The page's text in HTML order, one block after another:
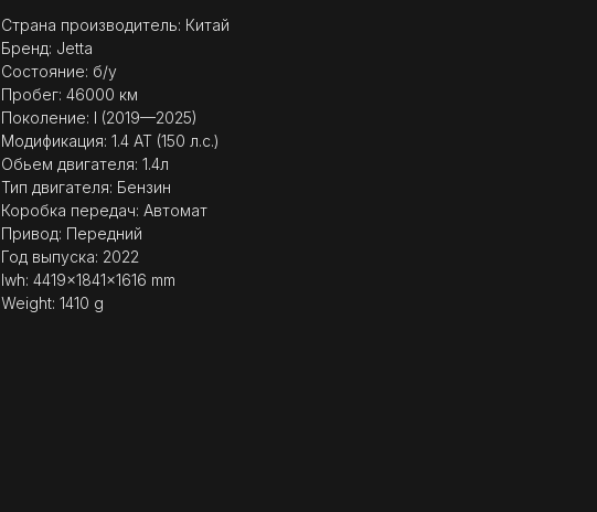
Страна производитель: Китай
Бренд: Jetta
Состояние: б/у
Пробег: 46000 км
Поколение: I (2019—2025)
Модификация: 1.4 AT (150 л.с.)
Обьем двигателя: 1.4л
Тип двигателя: Бензин
Коробка передач: Автомат
Привод: Передний
Год выпуска: 2022
lwh: 4419x1841x1616 mm
Weight: 1410 g